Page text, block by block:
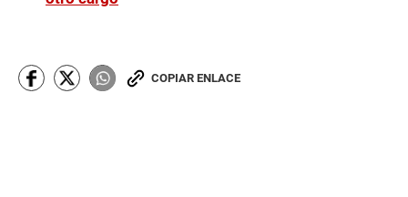
COPIAR ENLACE